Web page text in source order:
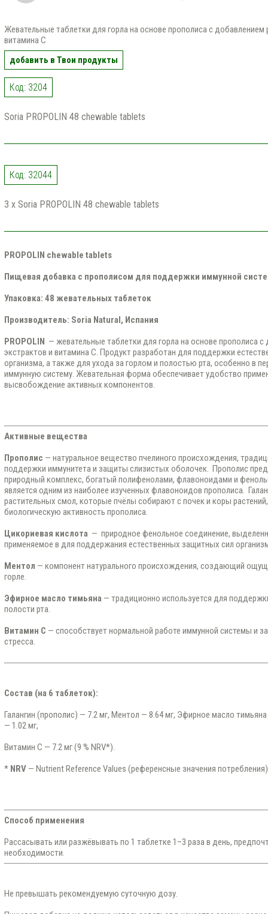
Жевательные таблетки для горла на основе прополиса с добавлением
витамина C
добавить в Твои продукты
Код: 3204
Soria PROPOLIN 48 chewable tablets
Код: 32044
3 x Soria PROPOLIN 48 chewable tablets
PROPOLIN chewable tablets
Пищевая добавка с прополисом для поддержки иммунной
Упаковка: 48 жевательных таблеток
Производитель: Soria Natural, Испания
PROPOLIN — жевательные таблетки для горла на основе прополиса
экстрактов и витамина C. Продукт разработан для поддержки
организма, а также для ухода за горлом и полостью рта, особенно в
иммунную систему. Жевательная форма обеспечивает удобство
высвобождение активных компонентов.
Активные вещества
Прополис — натуральное вещество пчелиного происхождения,
поддержки иммунитета и защиты слизистых оболочек. Прополис
природный комплекс, богатый полифенолами, флавоноидами и
является одним из наиболее изученных флавоноидов прополиса.
растительных смол, которые пчёлы собирают с почек и коры
биологическую активность прополиса.
Цикориевая кислота— природное фенольное соединение,
применяемое в для поддержания естественных защитных сил
Ментол — компонент натурального происхождения, создающий
горле.
Эфирное масло тимьяна— традиционно используется для
полости рта.
Витамин C — способствует нормальной работе иммунной системы и
стресса.
Состав (на 6 таблеток):
Галангин (прополис) — 7.2 мг, Ментол — 8.64 мг, Эфирное масло
— 1.02 мг,
Витамин C — 7.2 мг (9 % NRV*).
* NRV— Nutrient Reference Values (референсные значения
Способ применения
Рассасывать или разжёвывать по 1 таблетке 1–3 раза в день,
необходимости.
Не превышать рекомендуемую суточную дозу.